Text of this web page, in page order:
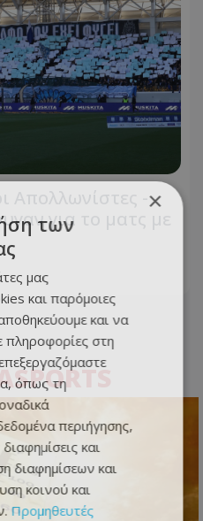
για το ματς με
×
των
μας
και παρόμοιες
και να
πληροφορίες στη
όπως τη
περιήγησης,
και
διαφημίσεων και
κοινού και
Προμηθευτές